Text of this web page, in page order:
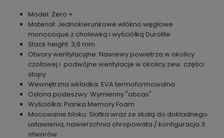
Model: Zero +
Materiał: Jednokierunkowe włókno węglowe
monocoque z cholewką i wyściółką Durolite
Stack height: 3,6 mm
Otwory wentylacyjne: Nawiewy powietrza w okolicy
czołowej i podwójne wentylacje w okolicy zew. części
stopy
Wewnętrzna wkładka: EVA termoformowalna
Osłona podeszwy: Wymienny "obcas"
Wyściółka: Pianka Memory Foam
Mocowanie bloku: Siatka wraz ze skalą do dokładnego
ustawienia, nawierzchnia chropowata / konfiguracja 3
otworów